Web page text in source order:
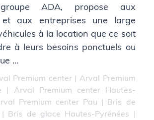
ADA, propose aux
et aux entreprises une large
à la location que ce soit
à leurs besoins ponctuels ou
…
Premium center|Arval Premium
| Arval Premium center Hautes-
Premium center Pau | Bris de
| Bris de glace Hautes-Pyrénées |